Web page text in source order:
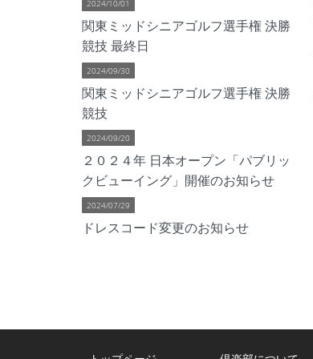
2024/10/01
関東ミッドシニアゴルフ選手権 決勝
競技 最終日
2024/09/30
関東ミッドシニアゴルフ選手権 決勝
競技
2024/09/20
２０２４年 日本オープン「パブリッ
クビューイング」開催のお知らせ
2024/07/29
ドレスコード変更のお知らせ